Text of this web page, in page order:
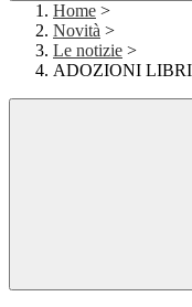
Home >
Novità >
Le notizie >
ADOZIONI LIBRI